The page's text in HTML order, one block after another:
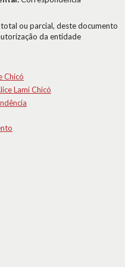
ou parcial, deste documento
da entidade
Chicó
Lami Chicó